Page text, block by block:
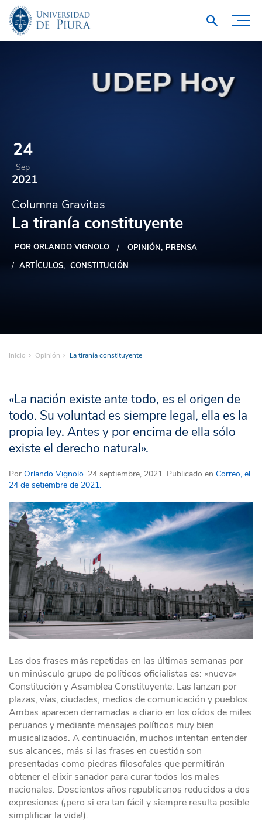
24
Sep
2021
Columna Gravitas
La tiranía constituyente
POR ORLANDO VIGNOLO OPINIÓN PRENSA
ARTÍCULOS
CONSTITUCIÓN
Inicio Opinión La tiranía constituyente
«La nación existe ante todo, es el origen de
todo. Su voluntad es siempre legal, ella es la
propia ley. Antes y por encima de ella sólo
existe el derecho natural».
Por Orlando Vignolo. 24 septiembre, 2021. Publicado en Correo, el
24 de setiembre de 2021.
Las dos frases más repetidas en las últimas semanas por
un minúsculo grupo de políticos oficialistas es: «nueva»
Constitución y Asamblea Constituyente. Las lanzan por
plazas, vías, ciudades, medios de comunicación y pueblos.
Ambas aparecen derramadas a diario en los oídos de miles
peruanos y mediante mensajes políticos muy bien
musicalizados. A continuación, muchos intentan entender
sus alcances, más si las frases en cuestión son
presentadas como piedras filosofales que permitirán
obtener el elixir sanador para curar todos los males
nacionales. Doscientos años republicanos reducidos a dos
expresiones (¡pero si era tan fácil y siempre resulta posible
simplificar la vida!).